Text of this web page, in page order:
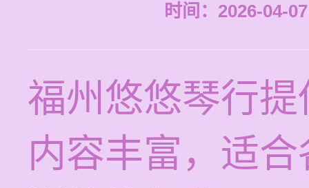
时间：2026-04-
福州悠悠琴行
内容丰富，适